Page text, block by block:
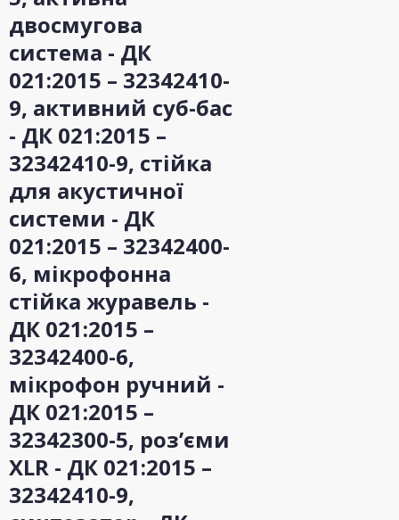
двосмугова
система - ДК
021:2015 – 32342410-
9, активний суб-бас
- ДК 021:2015 –
32342410-9, стійка
для акустичної
системи - ДК
021:2015 – 32342400-
6, мікрофонна
стійка журавель -
ДК 021:2015 –
32342400-6,
мікрофон ручний -
ДК 021:2015 –
32342300-5, роз’єми
XLR - ДК 021:2015 –
32342410-9,